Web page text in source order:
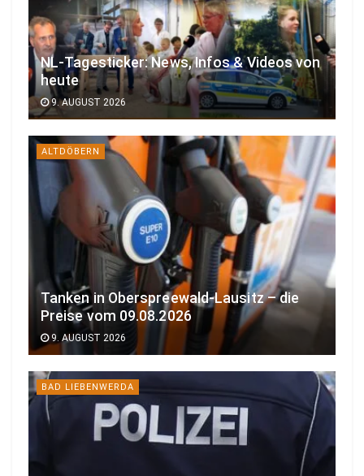
NL-Tagesticker: News, Infos & Videos von
heute
9. AUGUST 2026
ALTDÖBERN
Tanken in Oberspreewald-Lausitz – die
Preise vom 09.08.2026
9. AUGUST 2026
BAD LIEBENWERDA